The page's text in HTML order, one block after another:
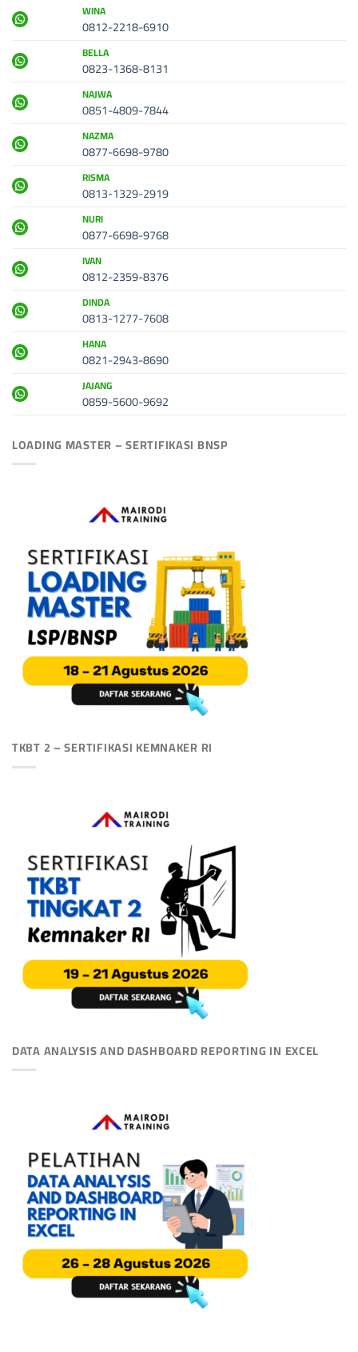
WINA
0812-2218-6910
BELLA
0823-1368-8131
NAJWA
0851-4809-7844
NAZMA
0877-6698-9780
RISMA
0813-1329-2919
NURI
0877-6698-9768
IVAN
0812-2359-8376
DINDA
0813-1277-7608
HANA
0821-2943-8690
JAJANG
0859-5600-9692
LOADING MASTER – SERTIFIKASI BNSP
TKBT 2 – SERTIFIKASI KEMNAKER RI
DATA ANALYSIS AND DASHBOARD REPORTING IN EXCEL